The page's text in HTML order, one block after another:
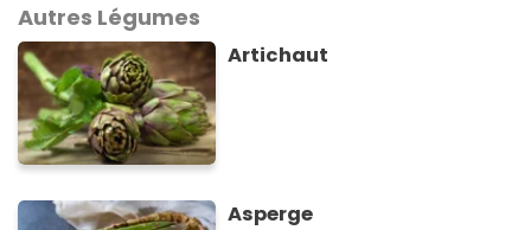
Autres Légumes
Artichaut
Asperge